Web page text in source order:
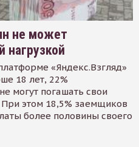
не может
нагрузкой
«Яндекс.Взгляд»
18 лет, 22%
могут погашать свои
этом 18,5% заемщиков
более половины своего